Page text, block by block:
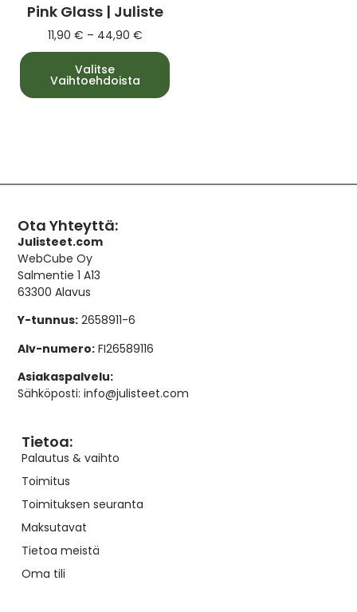
Pink Glass | Juliste
11,90 € – 44,90 €
Valitse
Vaihtoehdoista
Tietoa:
Palautus & vaihto
Toimitus
Toimituksen seuranta
Maksutavat
Tietoa meistä
Oma tili
Ota Yhteyttä:
Julisteet.com
WebCube Oy
Salmentie 1 A13
63300 Alavus
Y-tunnus: 2658911-6
Alv-numero: FI26589116
Asiakaspalvelu:
Sähköposti: info@julisteet.com